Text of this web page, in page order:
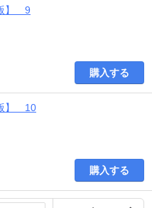
】 9
購入する
】 10
購入する